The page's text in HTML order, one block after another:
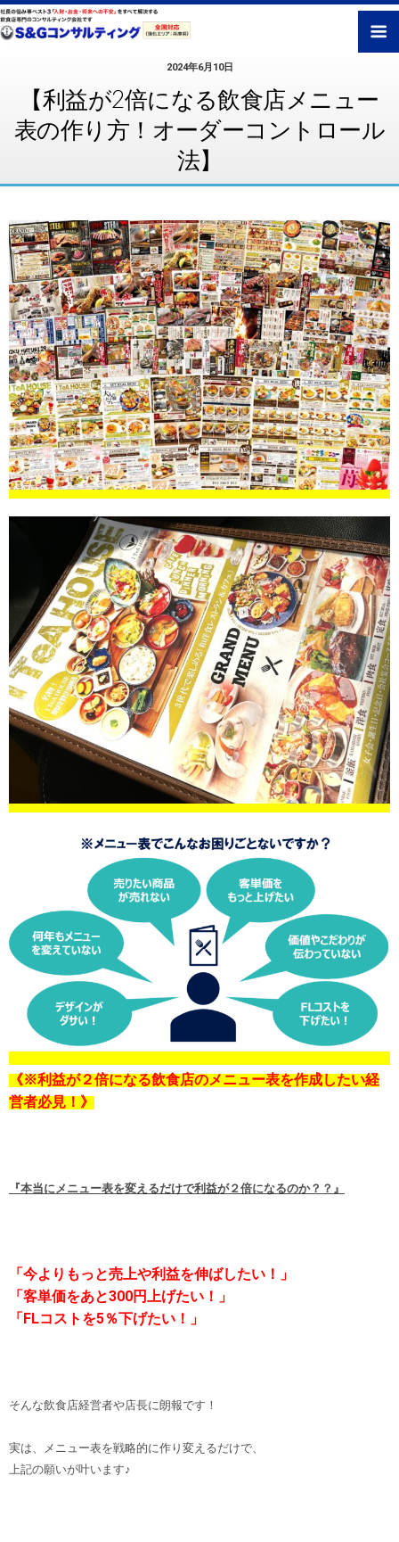
2024年6月10日
【利益が2倍になる飲食店メニュー
表の作り方！オーダーコントロール
法】
《※利益が２倍になる飲食店のメニュー表を作成したい経
営者必見！》
『本当にメニュー表を変えるだけで利益が２倍になるのか？？』
「今よりもっと売上や利益を伸ばしたい！」
「客単価をあと300円上げたい！」
「FLコストを5％下げたい！」
そんな飲食店経営者や店長に朗報です！
実は、メニュー表を戦略的に作り変えるだけで、
上記の願いが叶います♪